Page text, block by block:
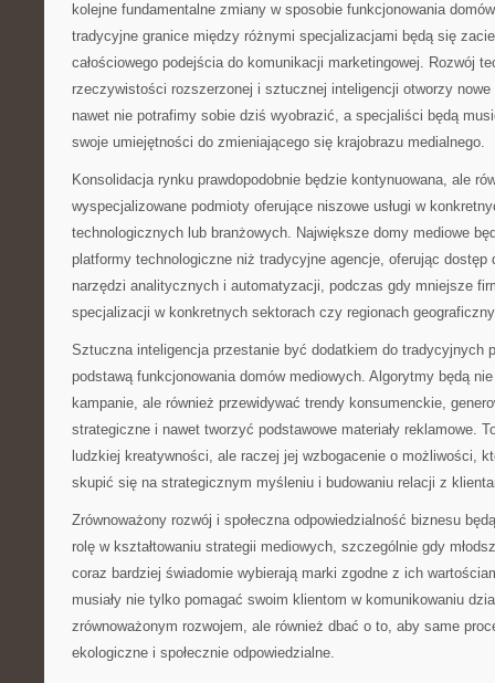
kolejne fundamentalne zmiany w sposobie funkcjonowania
tradycyjne granice między różnymi specjalizacjami będą się
całościowego podejścia do komunikacji marketingowej. Rozwój
rzeczywistości rozszerzonej i sztucznej inteligencji otworzy
nawet nie potrafimy sobie dziś wyobrazić, a specjaliści będą
swoje umiejętności do zmieniającego się krajobrazu medialnego.
Konsolidacja rynku prawdopodobnie będzie kontynuowana, ale
wyspecjalizowane podmioty oferujące niszowe usługi w
technologicznych lub branżowych. Największe domy mediowe
platformy technologiczne niż tradycyjne agencje, oferując dostęp
narzędzi analitycznych i automatyzacji, podczas gdy mniejsze
specjalizacji w konkretnych sektorach czy regionach
Sztuczna inteligencja przestanie być dodatkiem do tradycyjnych
podstawą funkcjonowania domów mediowych. Algorytmy będą
kampanie, ale również przewidywać trendy konsumenckie,
strategiczne i nawet tworzyć podstawowe materiały reklamowe.
ludzkiej kreatywności, ale raczej jej wzbogacenie o możliwości,
skupić się na strategicznym myśleniu i budowaniu relacji z
Zrównoważony rozwój i społeczna odpowiedzialność biznesu
rolę w kształtowaniu strategii mediowych, szczególnie gdy
coraz bardziej świadomie wybierają marki zgodne z ich
musiały nie tylko pomagać swoim klientom w komunikowaniu
zrównoważonym rozwojem, ale również dbać o to, aby same
ekologiczne i społecznie odpowiedzialne.